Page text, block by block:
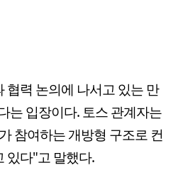
협력 논의에 나서고 있는 만
는 입장이다. 토스 관계자는
참여하는 개방형 구조로 컨
있다"고 말했다.